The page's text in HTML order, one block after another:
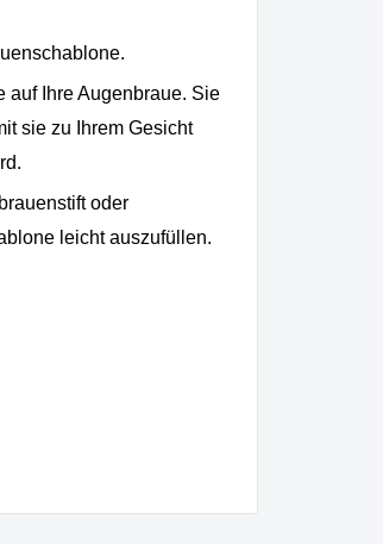
auf Ihre Augenbraue. Sie
sie zu Ihrem Gesicht
oder
leicht auszufüllen.